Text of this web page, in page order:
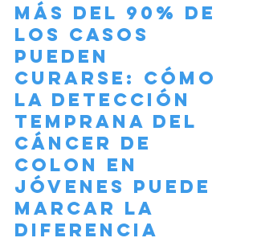
Más del 90% de
los casos
pueden
curarse: cómo
la detección
temprana del
cáncer de
colon en
jóvenes puede
marcar la
diferencia